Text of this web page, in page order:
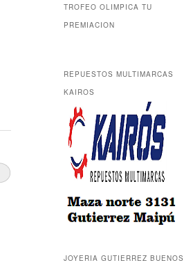
TROFEO OLIMPICA TU
PREMIACION
REPUESTOS MULTIMARCAS
KAIROS
JOYERIA GUTIERREZ BUENOS